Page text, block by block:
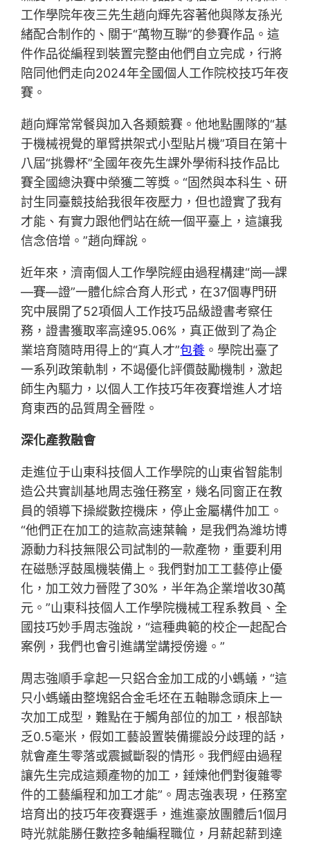
工作學院年夜三先生趙向輝先容著他與隊友孫光
緒配合制作的、關于“萬物互聯”的參賽作品。這
件作品從編程到裝置完整由他們自立完成，行將
陪同他們走向2024年全國個人工作院校技巧年夜
賽。
趙向輝常常餐與加入各類競賽。他地點團隊的“基
于機械視覺的單臂拱架式小型貼片機”項目在第十
八屆“挑釁杯”全國年夜先生課外學術科技作品比
賽全國總決賽中榮獲二等獎。“固然與本科生、研
討生同臺競技給我很年夜壓力，但也證實了我有
才能、有實力跟他們站在統一個平臺上，這讓我
信念倍增。”趙向輝說。
近年來，濟南個人工作學院經由過程構建“崗—課
—賽—證”一體化綜合育人形式，在37個專門研
究中展開了52項個人工作技巧品級證書考察任
務，證書獲取率高達95.06%，真正做到了為企
業培育隨時用得上的“真人才”包養 。學院出臺了
一系列政策軌制，不竭優化評價鼓勵機制，激起
師生內驅力，以個人工作技巧年夜賽增進人才培
育東西的品質周全晉陞。
深化產教融會
走進位于山東科技個人工作學院的山東省智能制
造公共實訓基地周志強任務室，幾名同窗正在教
員的領導下操縱數控機床，停止金屬構件加工。
“他們正在加工的這款高速葉輪，是我們為濰坊博
源動力科技無限公司試制的一款產物，重要利用
在磁懸浮鼓風機裝備上。我們對加工工藝停止優
化，加工效力晉陞了30%，半年為企業增收30萬
元。”山東科技個人工作學院機械工程系教員、全
國技巧妙手周志強說，“這種典範的校企一起配合
案例，我們也會引進講堂講授傍邊。”
周志強順手拿起一只鋁合金加工成的小螞蟻，“這
只小螞蟻由整塊鋁合金毛坯在五軸聯念頭床上一
次加工成型，難點在于觸角部位的加工，根部缺
乏0.5毫米，假如工藝設置裝備擺設分歧理的話，
就會產生零落或震撼斷裂的情形。我們經由過程
讓先生完成這類產物的加工，錘煉他們對復雜零
件的工藝編程和加工才能”。周志強表現，任務室
培育出的技巧年夜賽選手，進進豪放團體后1個月
時光就能勝任數控多軸編程職位，月薪起薪到達